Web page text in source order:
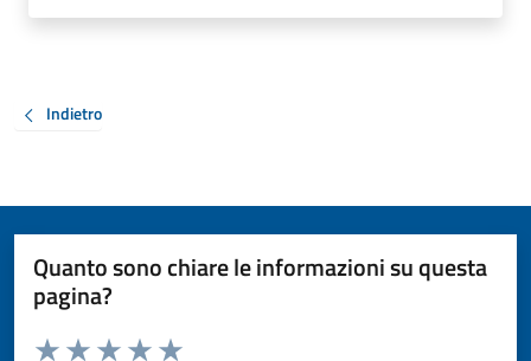
Indietro
Quanto sono chiare le informazioni su questa
pagina?
Valuta da 1 a 5 stelle la pagina